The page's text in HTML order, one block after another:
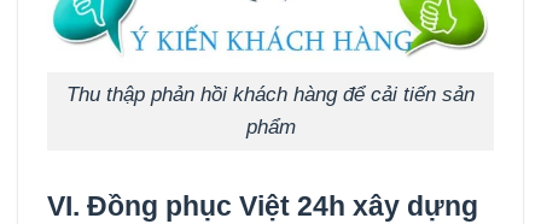
Thu thập phản hồi khách hàng để cải tiến sản
phẩm
VI. Đồng phục Việt 24h xây dựng